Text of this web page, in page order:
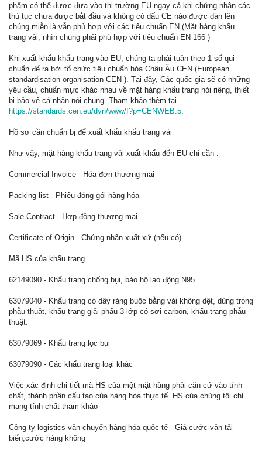
phẩm có thể được đưa vào thị trường EU ngay cả khi chứng nhận các
thủ tục chưa được bắt đầu và không có dấu CE nào được dán lên
chúng miễn là vẫn phù hợp với các tiêu chuẩn EN (Mặt hàng khẩu
trang vải, nhìn chung phải phù hợp với tiêu chuẩn EN 166 )
Khi xuất khẩu khẩu trang vào EU, chúng ta phải tuân theo 1 số qui
chuẩn để ra bởi tổ chức tiêu chuẩn hóa Châu Âu CEN (European
standardisation organisation CEN ). Tại đây, Các quốc gia sẽ có những
yêu cầu, chuẩn mực khác nhau về mặt hàng khẩu trang nói riêng, thiết
bị bảo vệ cá nhân nói chung. Tham khảo thêm tại
https://standards.cen.eu/dyn/www/f?p=CENWEB:5.
Hồ sơ cần chuẩn bị để xuất khẩu khẩu trang vải
Như vậy, mặt hàng khẩu trang vải xuất khẩu đến EU chỉ cần :
Commercial Invoice - Hóa đơn thương mại
Packing list - Phiếu đóng gói hàng hóa
Sale Contract - Hợp đồng thương mại
Certificate of Origin - Chứng nhận xuất xứ (nếu có)
Mã HS của khẩu trang
62149090 - Khẩu trang chống bụi, bảo hộ lao động N95
63079040 - Khẩu trang có dây ràng buộc bằng vải không dệt, dùng trong
phẫu thuật, khẩu trang giải phẩu 3 lớp có sợi carbon, khẩu trang phẫu
thuật.
63079069 - Khẩu trang lọc bụi
63079090 - Các khẩu trang loại khác
Việc xác định chi tiết mã HS của một mặt hàng phải căn cứ vào tính
chất, thành phần cấu tạo của hàng hóa thực tế. HS của chúng tôi chỉ
mang tính chất tham khảo
Công ty logistics vận chuyển hàng hóa quốc tế - Giá cước vận tải
biển,cước hàng không